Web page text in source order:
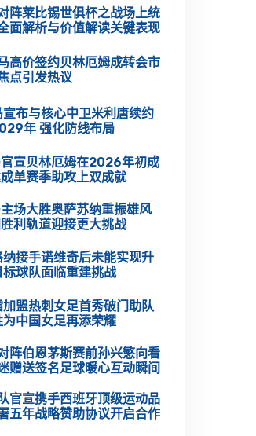
阵莱比锡世俱杯之战场上统
面解析与价值解读关键表现
高价签约贝林厄姆成转会市
点引发热议
宣布与核心中卫米利唐续约
年 强化防线布局
宣贝林厄姆在2026年初成
单赛季助攻上双成就
场大胜奥萨苏纳重振雄风
利轨道迎接更大挑战
纳接手诺维奇后未能实现升
标球队面临重建挑战
加盟热刺女足首秀破门助队
为中国女足再添荣耀
阵伯恩茅斯赛前孙兴慜向看
赠送签名足球暖心互动瞬间
官宣携手西班牙顶级运动品
五年战略赞助协议开启合作